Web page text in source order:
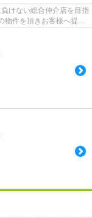
けない総合仲介店を目指
物件を頂きお客様へ提供